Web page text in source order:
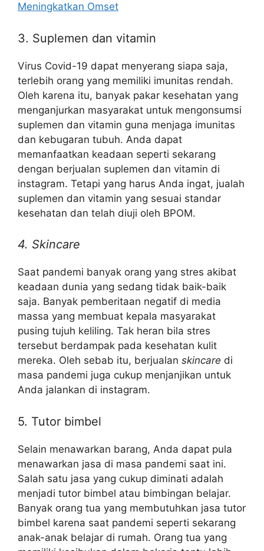
Meningkatkan Omset
3. Suplemen dan vitamin
Virus Covid-19 dapat menyerang siapa saja,
terlebih orang yang memiliki imunitas rendah.
Oleh karena itu, banyak pakar kesehatan yang
menganjurkan masyarakat untuk mengonsumsi
suplemen dan vitamin guna menjaga imunitas
dan kebugaran tubuh. Anda dapat
memanfaatkan keadaan seperti sekarang
dengan berjualan suplemen dan vitamin di
instagram. Tetapi yang harus Anda ingat, jualah
suplemen dan vitamin yang sesuai standar
kesehatan dan telah diuji oleh BPOM.
4. Skincare
Saat pandemi banyak orang yang stres akibat
keadaan dunia yang sedang tidak baik-baik
saja. Banyak pemberitaan negatif di media
massa yang membuat kepala masyarakat
pusing tujuh keliling. Tak heran bila stres
tersebut berdampak pada kesehatan kulit
mereka. Oleh sebab itu, berjualan skincare di
masa pandemi juga cukup menjanjikan untuk
Anda jalankan di instagram.
5. Tutor bimbel
Selain menawarkan barang, Anda dapat pula
menawarkan jasa di masa pandemi saat ini.
Salah satu jasa yang cukup diminati adalah
menjadi tutor bimbel atau bimbingan belajar.
Banyak orang tua yang membutuhkan jasa tutor
bimbel karena saat pandemi seperti sekarang
anak-anak belajar di rumah. Orang tua yang